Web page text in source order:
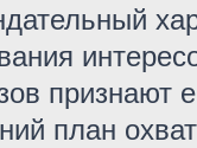
признают
план